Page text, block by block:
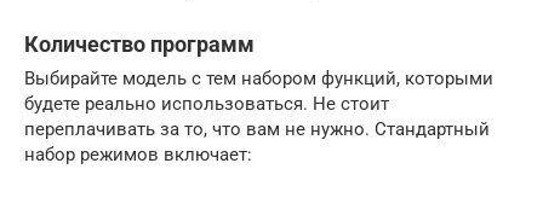
Количество программ
Выбирайте модель с тем набором функций, которыми
будете реально использоваться. Не стоит
переплачивать за то, что вам не нужно. Стандартный
набор режимов включает: